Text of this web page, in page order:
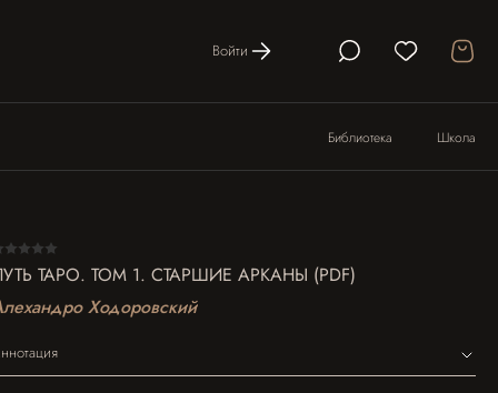
Войти
Библиотека Школа
ТАРО. ТОМ 1. СТАРШИЕ АРКАНЫ (PDF)
Ходоровский